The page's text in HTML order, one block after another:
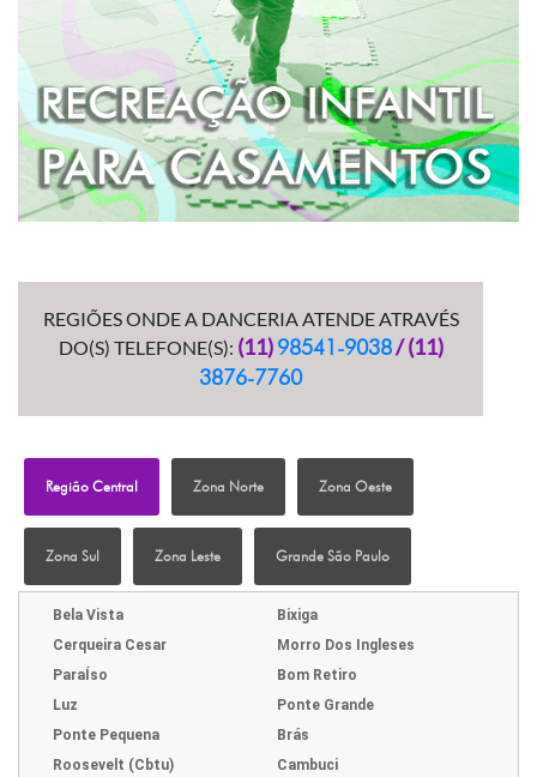
agradável e aconchegante para os pequeninos.
SAIBA MAIS
REGIÕES ONDE A DANCERIA ATENDE ATRAVÉS
DO(S) TELEFONE(S): (11)98541-9038/ (11)
3876-7760
Região Central Zona Norte Zona Oeste
Zona Sul Zona Leste Grande São Paulo
Bela Vista
Bixiga
Cerqueira Cesar
Morro Dos Ingleses
ParaÍso
Bom Retiro
Luz
Ponte Grande
Ponte Pequena
Brás
Roosevelt (Cbtu)
Cambuci